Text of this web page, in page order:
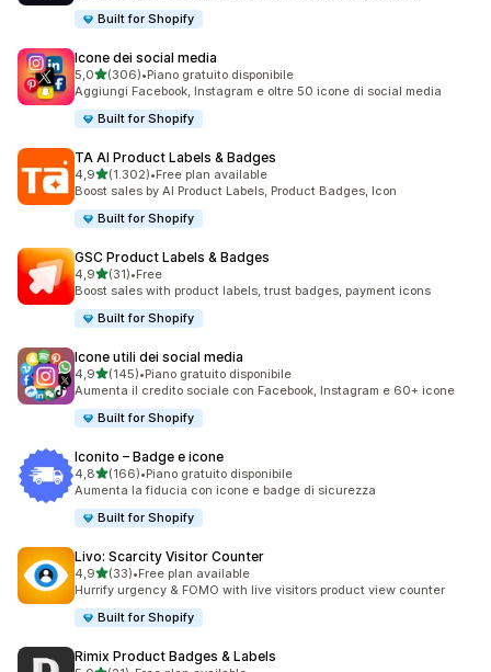
Built for Shopify
Icone dei social media
5,0stelle su 5
(306)
306 recensioni totali
•Piano gratuito disponibile
Aggiungi Facebook, Instagram e oltre 50 icone di social media
Built for Shopify
TA AI Product Labels & Badges
4,9stelle su 5
(1.302)
1302 recensioni totali
•Free plan available
Boost sales by AI Product Labels, Product Badges, Icon
Built for Shopify
GSC Product Labels & Badges
4,9stelle su 5
(31)
31 recensioni totali
•Free
Boost sales with product labels, trust badges, payment icons
Built for Shopify
Icone utili dei social media
4,9stelle su 5
(145)
145 recensioni totali
•Piano gratuito disponibile
Aumenta il credito sociale con Facebook, Instagram e 60+ icone
Built for Shopify
Iconito – Badge e icone
4,8stelle su 5
(166)
166 recensioni totali
•Piano gratuito disponibile
Aumenta la fiducia con icone e badge di sicurezza
Built for Shopify
Livo: Scarcity Visitor Counter
4,9stelle su 5
(33)
33 recensioni totali
•Free plan available
Hurrify urgency & FOMO with live visitors product view counter
Built for Shopify
Rimix Product Badges & Labels